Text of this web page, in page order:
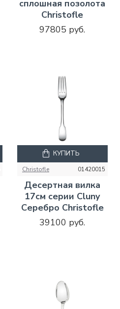
сплошная позолота
Christofle
97805 руб.
Christofle 01420015
Десертная вилка
17см серии Cluny
Серебро Christofle
39100 руб.
КУПИТЬ